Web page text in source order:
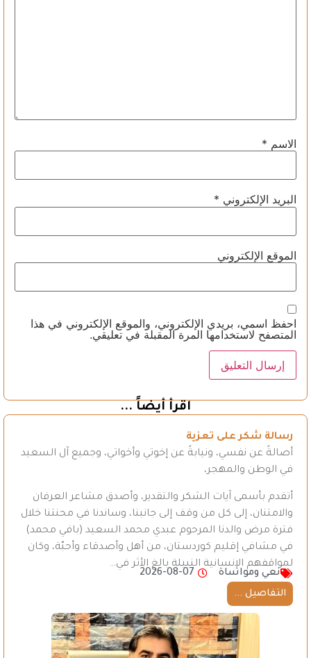
الاسم *
البريد الإلكتروني *
الموقع الإلكتروني
احفظ اسمي، بريدي الإلكتروني، والموقع الإلكتروني في هذا
المتصفح لاستخدامها المرة المقبلة في تعليقي.
اقرأ أيضاً ...
رسالة شكر على تعزية
أصالةً عن نفسي، ونيابةً عن إخوتي وأخواتي، وجميع آل السعيد
في الوطن والمهجر،
أتقدم بأسمى آيات الشكر والتقدير، وأصدق مشاعر العرفان
والامتنان، إلى كل من وقف إلى جانبنا، وساندنا في محنتنا خلال
فترة مرض والدنا المرحوم عبدي محمد السعيد (بافي محمد)
في مشافي إقليم كوردستان، من أهل وأصدقاء وأحبّة، وكان
لمواقفهم الإنسانية النبيلة بالغ الأثر في…
نعي ومواساة
2026-08-07
التفاصيل ...